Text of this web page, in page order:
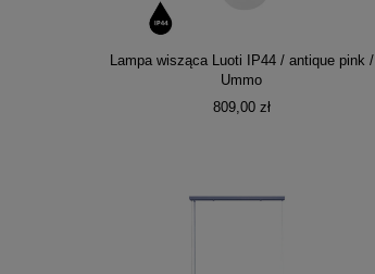
Lampa wisząca Luoti IP44 / antique pink /
Ummo
809,00 zł